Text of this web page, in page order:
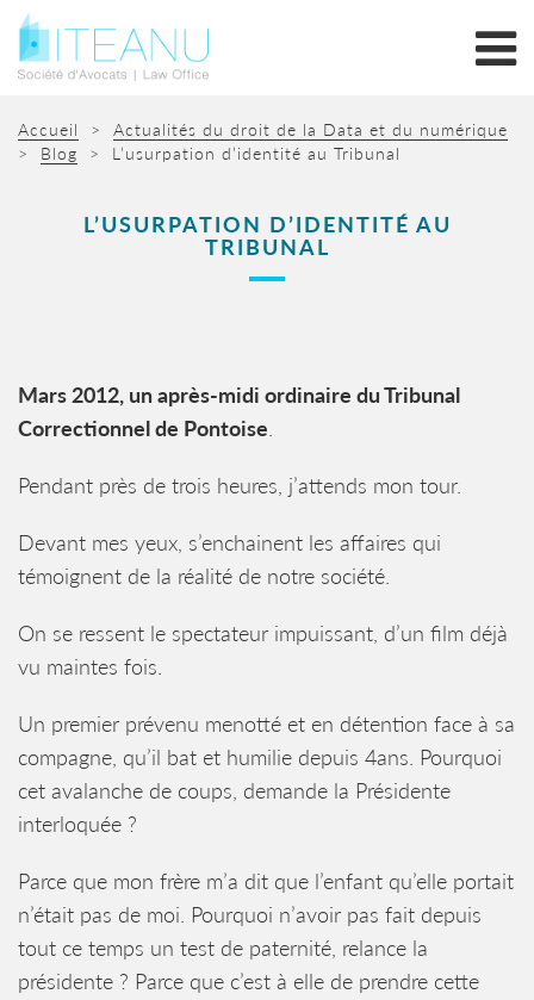
Accueil > Actualités du droit de la Data et du numérique
> Blog > L’usurpation d’identité au Tribunal
L’USURPATION D’IDENTITÉ AU
TRIBUNAL
Mars 2012, un après-midi ordinaire du Tribunal
Correctionnel de Pontoise
Pendant près de trois heures, j’attends mon tour.
Devant mes yeux, s’enchainent les affaires qui
témoignent de la réalité de notre société.
On se ressent le spectateur impuissant, d’un film déjà
vu maintes fois.
Un premier prévenu menotté et en détention face à sa
compagne, qu’il bat et humilie depuis 4ans. Pourquoi
cet avalanche de coups, demande la Présidente
interloquée ?
Parce que mon frère m’a dit que l’enfant qu’elle portait
n’était pas de moi. Pourquoi n’avoir pas fait depuis
tout ce temps un test de paternité, relance la
présidente ? Parce que c’est à elle de prendre cette